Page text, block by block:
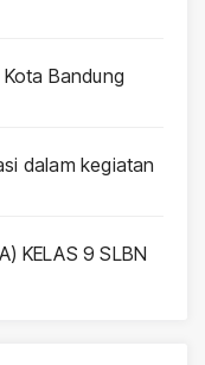
Bandung
dalam kegiatan
KELAS 9 SLBN